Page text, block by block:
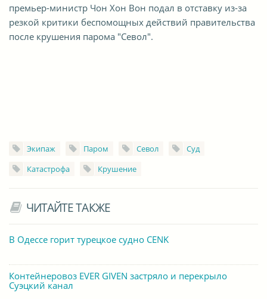
премьер-министр Чон Хон Вон подал в отставку из-за
резкой критики беспомощных действий правительства
после крушения парома "Севол".
Экипаж Паром Севол
Суд
Катастрофа
Крушение
ЧИТАЙТЕ ТАКЖЕ
В Одессе горит турецкое судно CENK
Контейнеровоз EVER GIVEN застряло и перекрыло
Суэцкий канал